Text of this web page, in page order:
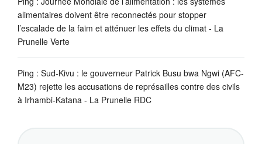
alimentaires doivent être reconnectés pour stopper
l’escalade de la faim et atténuer les effets du climat - La
Prunelle Verte
Ping : Sud-Kivu : le gouverneur Patrick Busu bwa Ngwi (AFC-
M23) rejette les accusations de représailles contre des civils
à Irhambi-Katana - La Prunelle RDC